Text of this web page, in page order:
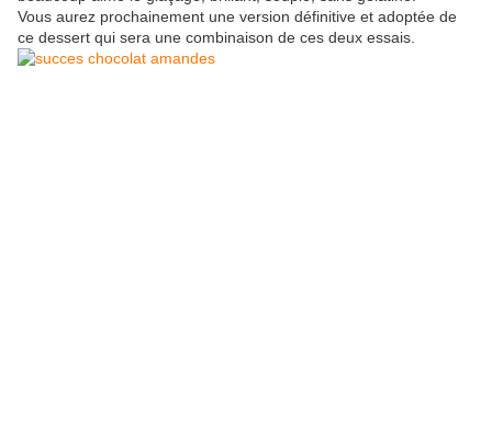
Vous aurez prochainement une version définitive et adoptée de
ce dessert qui sera une combinaison de ces deux essais.